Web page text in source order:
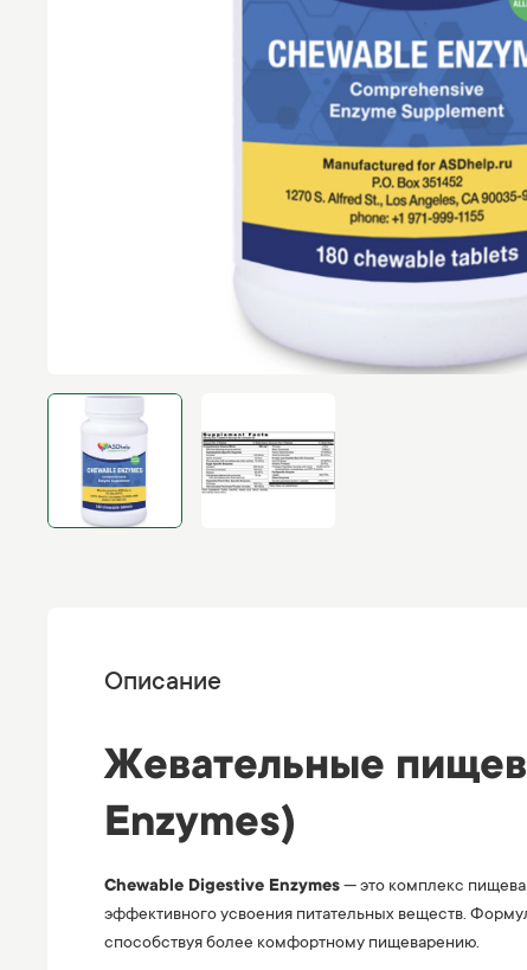
Описание
Жевательные
Enzymes)
Chewable Digestive Enzymes— это комплекс
эффективного усвоения питательных веществ.
способствуя более комфортному пищеварению.